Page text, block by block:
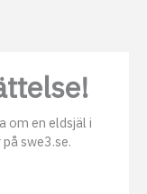
om en eldsjäl i
swe3.se.